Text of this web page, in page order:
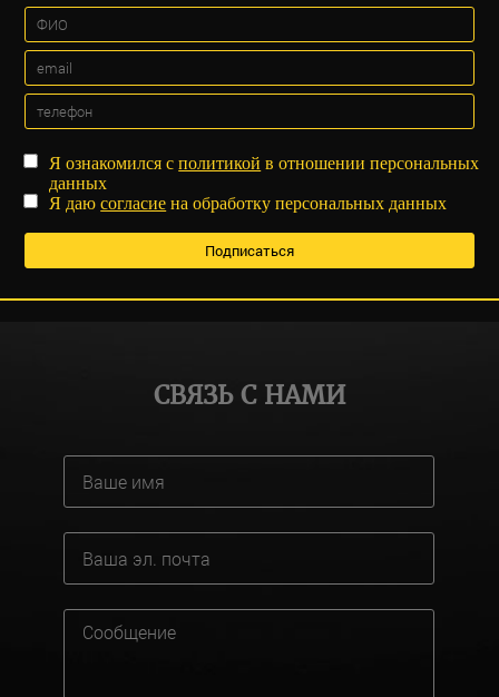
Я ознакомился сполитикой в отношении персональных
данных
Я даюсогласие на обработку персональных данных
СВЯЗЬ С НАМИ